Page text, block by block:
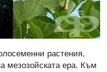
растения,
мезозойската ера. Към